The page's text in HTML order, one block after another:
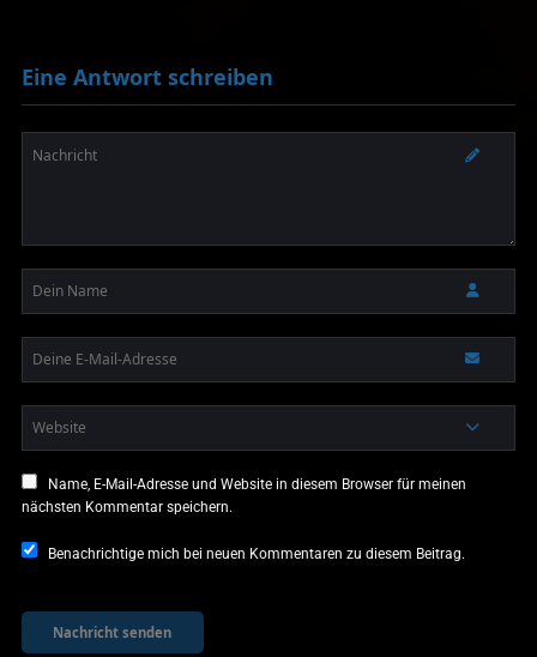
Eine Antwort schreiben
Name, E-Mail-Adresse und Website in diesem Browser für meinen
nächsten Kommentar speichern.
Benachrichtige mich bei neuen Kommentaren zu diesem Beitrag.